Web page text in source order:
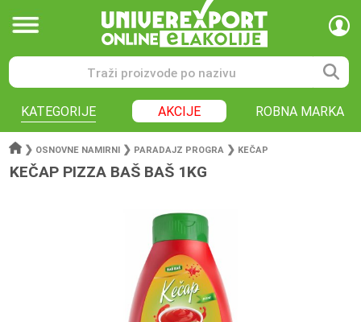
KATEGORIJE AKCIJE ROBNA MARKA
❯ OSNOVNE NAMIRNI ❯ PARADAJZ PROGRA ❯ KEČAP
KEČAP PIZZA BAŠ BAŠ 1KG